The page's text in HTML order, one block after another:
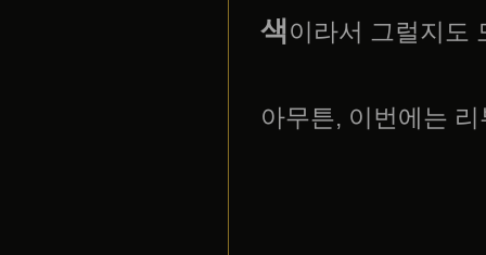
색이라서 그럴지도
아무튼, 이번에는